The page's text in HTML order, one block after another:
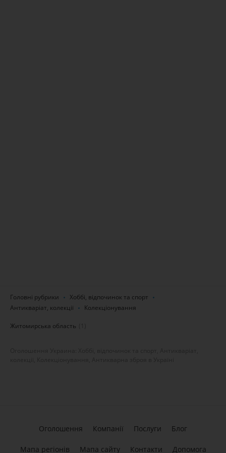
Головні рубрики
Хоббі, відпочинок та спорт
Антикваріат, колекції
Колекціонування
Житомирська область
Оголошення Компанії Послуги Блог
Мапа регіонів Мапа сайту Контакти Допомога